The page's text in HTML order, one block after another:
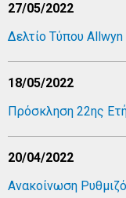
27/05/2022
Δελτίο Τύπου Allwyn
18/05/2022
Πρόσκληση 22ης
20/04/2022
Ανακοίνωση